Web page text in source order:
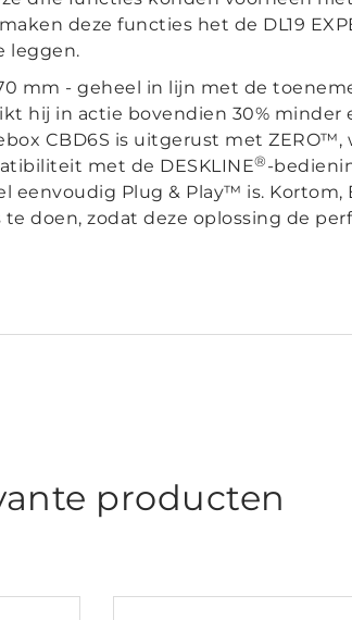
deze functies het de DL19
leggen.
mm - geheel in lijn met de
hij in actie bovendien 30%
CBD6S is uitgerust met
met de DESKLINE®-
eenvoudig Plug & Play™ is.
doen, zodat deze oplossing de
producten